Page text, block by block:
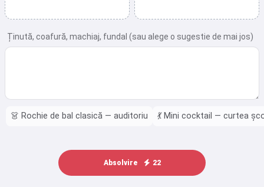
Ținută, coafură, machiaj, fundal (sau alege o sugestie de mai jos)
👗 Rochie de bal clasică — auditoriu 💃 Mini cocktail — curtea
Absolvire 22